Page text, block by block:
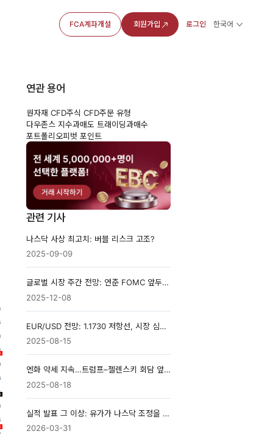
FCA계좌개설 회원가입 로그인 한국어
연관 용어
원자재 CFD주식 CFD주문 유형
다우존스 지수과매도 트래이딩과매수
포트폴리오피벗 포인트
관련 기사
나스닥 사상 최고치: 버블 리스크 고조?
2025-09-09
글로벌 시장 주간 전망: 연준 FOMC 앞두고 주식·채권·외환의 복합 신호 분석
2025-12-08
EUR/USD 전망: 1.1730 저항선, 시장 심리 테스트
2025-08-15
엔화 약세 지속…트럼프–젤렌스키 회담 앞두고 투자자들은 긴장 고조
2025-08-18
실적 발표 그 이상: 유가가 나스닥 조정을 주도하는 이유
2026-03-31